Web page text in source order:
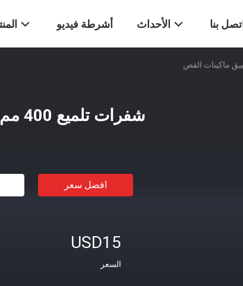
أشرطة فيديو الأحداث اتصل بنا
شفرات تلميع 400 مم لتطبيق ماكينات القص
افضل سعر
USD15
السعر